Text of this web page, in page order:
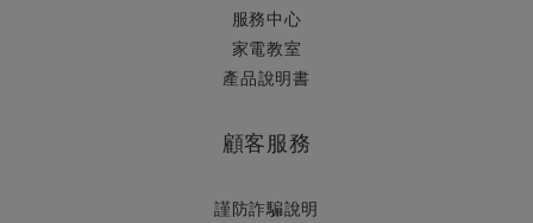
服務中心
家電教室
產品說明書
顧客服務
謹防詐騙說明